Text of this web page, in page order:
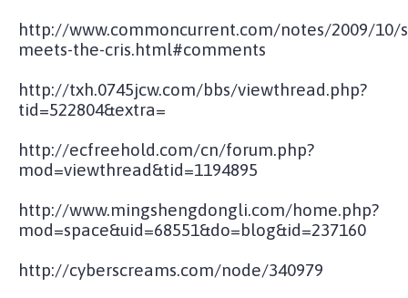
http://www.commoncurrent.com/notes/2009/10/
meets-the-cris.html#comments
http://txh.0745jcw.com/bbs/viewthread.php?
tid=522804&extra=
http://ecfreehold.com/cn/forum.php?
mod=viewthread&tid=1194895
http://www.mingshengdongli.com/home.php?
mod=space&uid=68551&do=blog&id=237160
http://cyberscreams.com/node/340979